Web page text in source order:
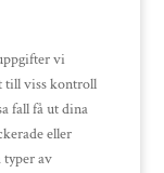
vi
till viss kontroll
fall få ut dina
eller
typer av